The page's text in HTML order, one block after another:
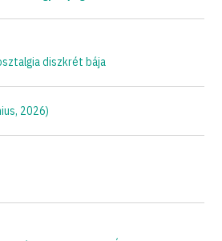
diszkrét bája
2026)